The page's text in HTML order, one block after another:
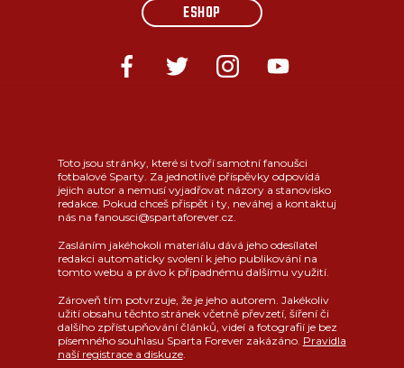
ESHOP
Toto jsou stránky, které si tvoří samotní fanoušci
fotbalové Sparty. Za jednotlivé příspěvky odpovídá
jejich autor a nemusí vyjadřovat názory a stanovisko
redakce. Pokud chceš přispět i ty, neváhej a kontaktuj
nás na fanousci@spartaforever.cz.
Zasláním jakéhokoli materiálu dává jeho odesílatel
redakci automaticky svolení k jeho publikování na
tomto webu a právo k případnému dalšímu využití.
Zároveň tím potvrzuje, že je jeho autorem. Jakékoliv
užití obsahu těchto stránek včetně převzetí, šíření či
dalšího zpřístupňování článků, videí a fotografií je bez
písemného souhlasu Sparta Forever zakázáno. Pravidla
naší registrace a diskuze.